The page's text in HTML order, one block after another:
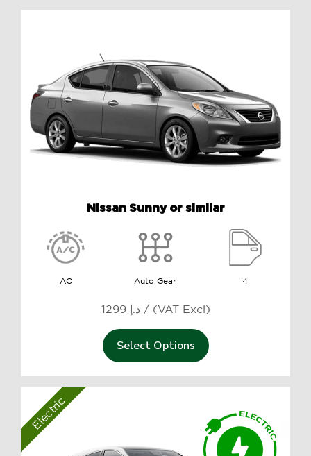
Nissan Sunny or similar
AC Auto Gear 4
Select Options
1299 د.إ / (VAT Excl)
Electric